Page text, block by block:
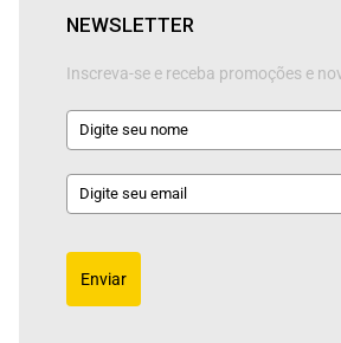
NEWSLETTER
Inscreva-se e receba promoções e
Enviar